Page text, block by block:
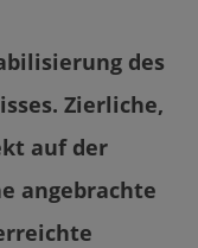
des
Zierliche,
auf der
angebrachte